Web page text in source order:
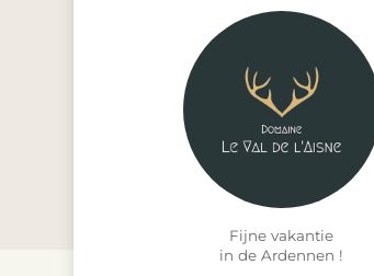
Fijne vakantie
in de Ardennen !